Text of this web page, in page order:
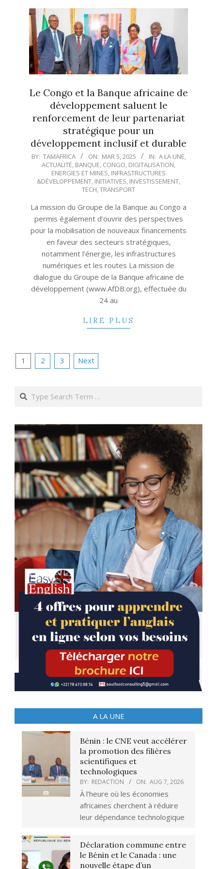
Le Congo et la Banque africaine de
développement saluent le
renforcement de leur partenariat
stratégique pour un
développement inclusif et durable
2025-
BY: TAMAFRICA ON: MAR 5, 2025 IN: A LA UNE
ACTUALITÉ BANQUE CONGO DIGITALISATION
ENERGIES ET MINES INFRASTRUCTURES
&DÉVELOPPEMENT INITIATIVES INVESTISSEMENT
TECH TRANSPORT
La mission du Groupe de la Banque au Congo a
permis également d’ouvrir des perspectives
pour la mobilisation de nouveaux financements
en faveur des secteurs stratégiques,
notamment l’énergie, les infrastructures
numériques et les routes La mission de
dialogue du Groupe de la Banque africaine de
développement (www.AfDB.org), effectuée du
24 au
LIRE PLUS
Posts
1 2 3 Next
Search
A LA UNE
Bénin : le CNE veut accélérer
la promotion des filières
scientifiques et
technologiques
BY: REDACTION ON: AUG 7, 2026
À l’heure où les économies
africaines cherchent à réduire
leur dépendance technologique
Déclaration commune entre
le Bénin et le Canada : une
nouvelle étape d’un